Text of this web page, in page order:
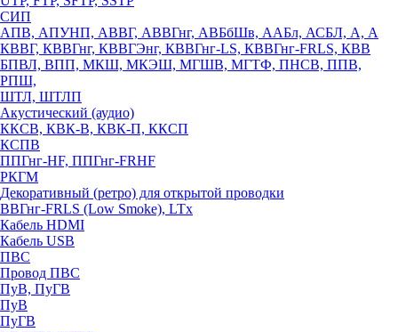
СИП
АПВ, АПУНП, АВВГ, АВВГнг, АВБбШв, ААБл, АСБЛ, А, А
КВВГ, КВВГнг, КВВГЭнг, КВВГнг-LS, КВВГнг-FRLS, КВВ
БПВЛ, ВПП, МКШ, МКЭШ, МГШВ, МГТФ, ПНСВ, ППВ,
РПШ,
ШТЛ, ШТЛП
Акустический (аудио)
ККСВ, КВК-В, КВК-П, ККСП
КСПВ
ППГнг-HF, ППГнг-FRHF
РКГМ
Декоративный (ретро) для открытой проводки
ВВГнг-FRLS (Low Smoke), LTx
Кабель HDMI
Кабель USB
ПВС
Провод ПВС
ПуВ, ПуГВ
ПуВ
ПуГВ